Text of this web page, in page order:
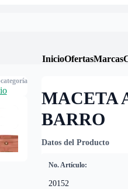
InicioOfertasMarcas
MACETA
BARRO
Datos del Producto
No. Artículo:
20152